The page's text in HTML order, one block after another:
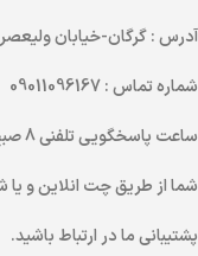
آدرس: گرگان-خیابان ولیعصر-عدالت 16-
شماره تماس: 09011096167
ساعت پاسخگویی تلفنی
شما از طریقچت انلاینو یا
پشتیبانی ما در ارتباط باشید.